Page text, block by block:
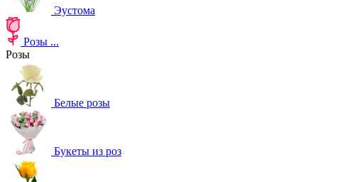
Эустома
Розы ...
Розы
Белые розы
Букеты из роз